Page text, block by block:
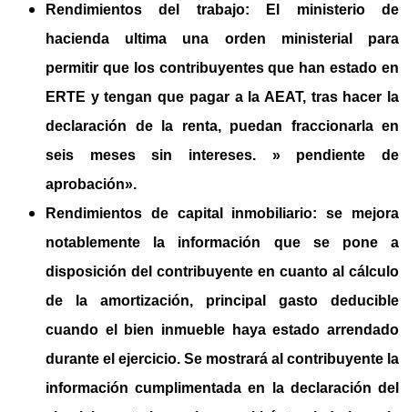
Rendimientosdel trabajo:
El ministerio de
hacienda ultima una orden ministerial para
permitir que los contribuyentes que han estado en
ERTE y tengan que pagar a la AEAT, tras hacer la
declaración de la renta, puedan fraccionarla en
seis meses sin intereses. » pendiente de
aprobación».
Rendimientos de capital inmobiliario: se mejora
notablemente la información que se pone a
disposición del contribuyente en cuanto al cálculo
de la amortización, principal gasto deducible
cuando el bien inmueble haya estado arrendado
durante el ejercicio. Se mostrará al contribuyente la
información cumplimentada en la declaración del